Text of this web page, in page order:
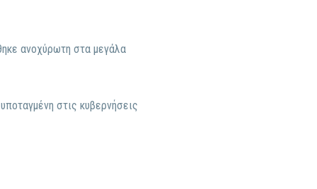
ανοχύρωτη στα μεγάλα
στις κυβερνήσεις